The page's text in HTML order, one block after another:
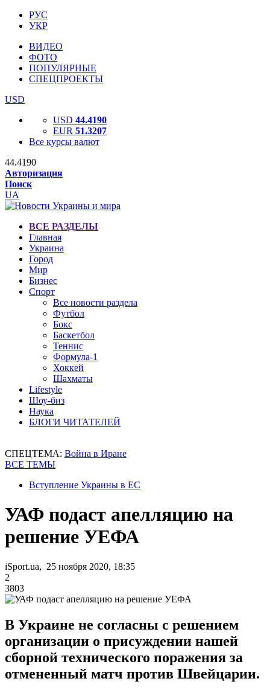
РУС
УКР
ВИДЕО
ФОТО
ПОПУЛЯРНЫЕ
СПЕЦПРОЕКТЫ
USD
USD 44.4190
EUR 51.3207
Все курсы валют
44.4190
Авторизация
Поиск
UA
ВСЕ РАЗДЕЛЫ
Главная
Украина
Город
Мир
Бизнес
Спорт
Все новости раздела
Футбол
Бокс
Баскетбол
Теннис
Формула-1
Хоккей
Шахматы
Lifestyle
Шоу-биз
Наука
БЛОГИ ЧИТАТЕЛЕЙ
СПЕЦТЕМА: Война в Иране
ВСЕ ТЕМЫ
Вступление Украины в ЕС
УАФ подаст апелляцию на
решение УЕФА
iSport.ua, 25 ноября 2020, 18:35
2
3803
В Украине не согласны с решением
организации о присуждении нашей
сборной технического поражения за
отмененный матч против Швейцарии.